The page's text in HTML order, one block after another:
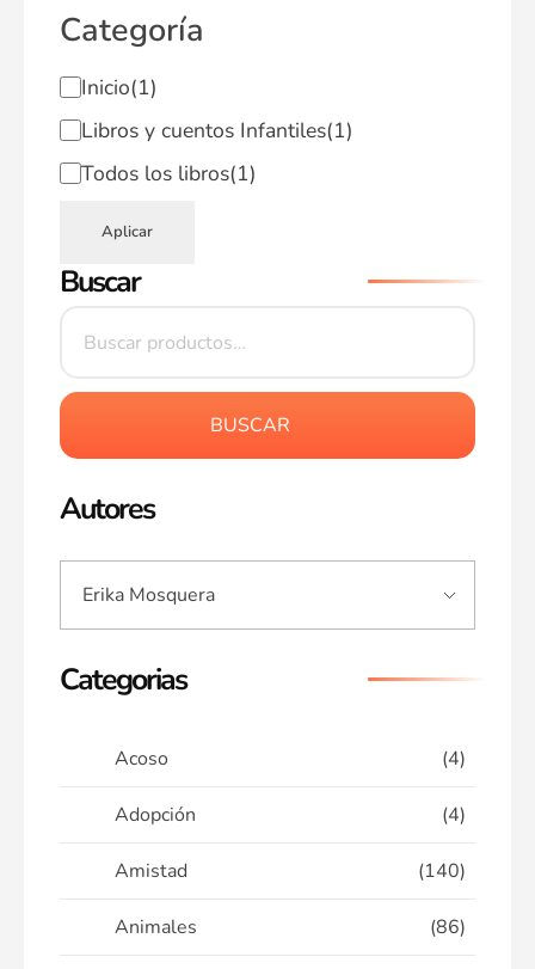
Categoría
Inicio(1)
Libros y cuentos Infantiles(1)
Todos los libros(1)
Aplicar
Buscar
BUSCAR
Autores
Categorias
Acoso (4)
Adopción (4)
Amistad (140)
Animales (86)